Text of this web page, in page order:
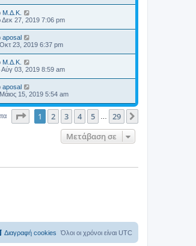
Μ.Δ.Κ.
Δεκ 27, 2019 7:06 pm
aposal
23, 2019 6:37 pm
Μ.Δ.Κ.
Αύγ 03, 2019 8:59 am
aposal
15, 2019 5:54 am
Σελίδα1 από 29
1 2 3 4 5 … 29
Μετάβαση σε
Όλοι οι χρόνοι είναι UTC
Διαγραφή cookies